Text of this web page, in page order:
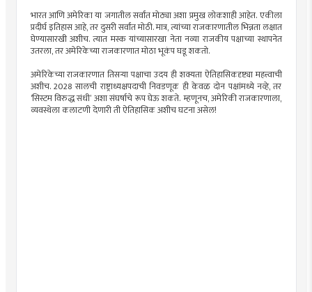
भारत आणि अमेरिका या जगातील सर्वांत मोठ्या अशा प्रमुख लोकशाही आहेत. एकीला
प्रदीर्घ इतिहास आहे, तर दुसरी सर्वांत मोठी. मात्र, त्यांच्या राजकारणातील भिन्नता लक्षात
घेण्यासारखी अशीच. त्यात मस्क यांच्यासारखा नेता नव्या राजकीय पक्षाच्या स्थापनेत
उतरला, तर अमेरिकेच्या राजकारणात मोठा भूकंप घडू शकतो.
अमेरिकेच्या राजकारणात तिसर्‍या पक्षाचा उदय ही शक्यता ऐतिहासिकदृष्ट्या महत्त्वाची
अशीच. 2028 सालची राष्ट्राध्यक्षपदाची निवडणूक ही केवळ दोन पक्षांमध्ये नव्हे, तर
‘सिस्टम विरुद्ध संधी’ अशा संघर्षाचे रूप घेऊ शकते. म्हणूनच, अमेरिकी राजकारणाला,
व्यवस्थेला कलाटणी देणारी ती ऐतिहासिक अशीच घटना असेल!